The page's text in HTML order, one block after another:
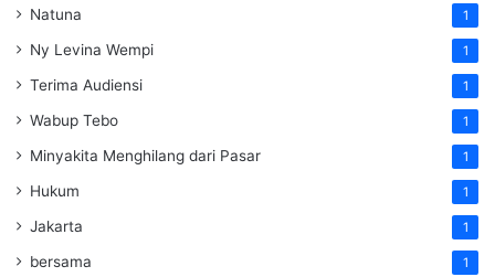
Natuna 1
Ny Levina Wempi 1
Terima Audiensi 1
Wabup Tebo 1
Minyakita Menghilang dari Pasar 1
Hukum 1
Jakarta 1
bersama 1